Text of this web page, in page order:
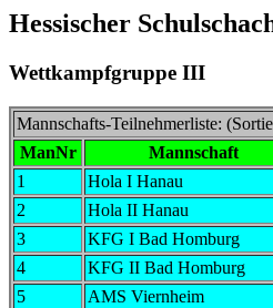
Hessischer
Wettkampfgruppe III
Mannschafts-Teilnehmerliste:
ManNr
Mannschaft
1
Hola I Hanau
2
Hola II Hanau
3
KFG I Bad Homburg
4
KFG II Bad Homburg
5
AMS Viernheim